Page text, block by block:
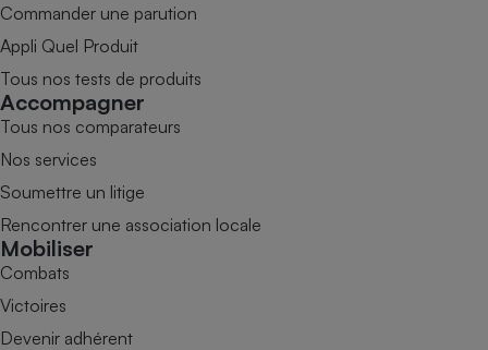
Commander une parution
Appli Quel Produit
Tous nos tests de produits
Accompagner
Tous nos comparateurs
Nos services
Soumettre un litige
Rencontrer une association locale
Mobiliser
Combats
Victoires
Devenir adhérent